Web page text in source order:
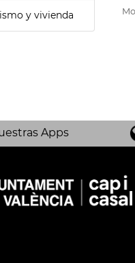
y vivienda
Apps